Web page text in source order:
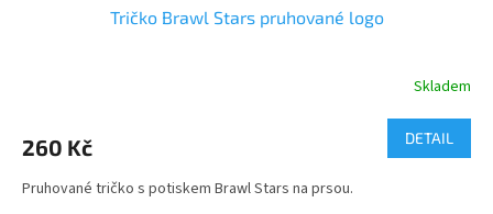
Tričko Brawl Stars pruhované logo
je
z
Skladem
260 Kč DETAIL
Pruhované tričko s potiskem Brawl Stars na prsou.